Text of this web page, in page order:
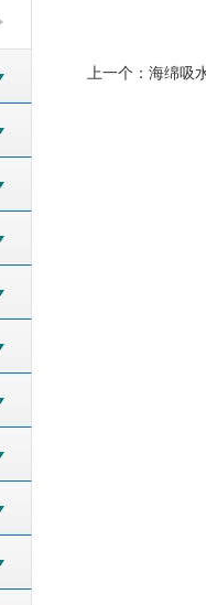
上一个： 海绵吸